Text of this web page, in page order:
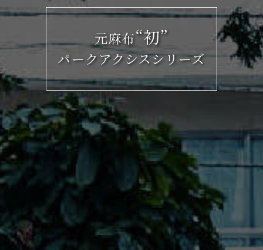
元麻布“初”
パークアクシスシリーズ